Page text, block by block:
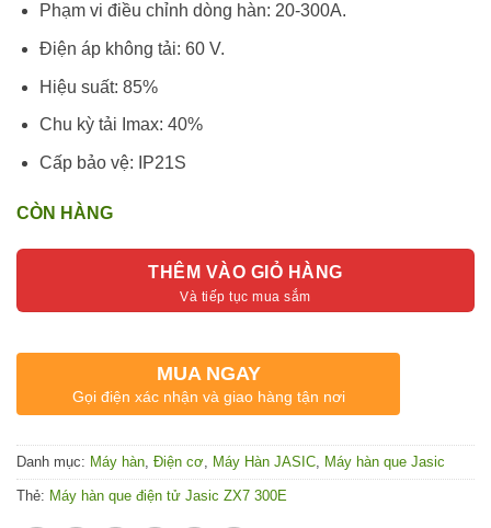
Phạm vi điều chỉnh dòng hàn: 20-300A.
Điện áp không tải: 60 V.
Hiệu suất: 85%
Chu kỳ tải Imax: 40%
Cấp bảo vệ: IP21S
CÒN HÀNG
THÊM VÀO GIỎ HÀNG
MUA NGAY
Gọi điện xác nhận và giao hàng tận nơi
Danh mục: Máy hàn, Điện cơ, Máy Hàn JASIC, Máy hàn que Jasic
Thẻ: Máy hàn que điện tử Jasic ZX7 300E